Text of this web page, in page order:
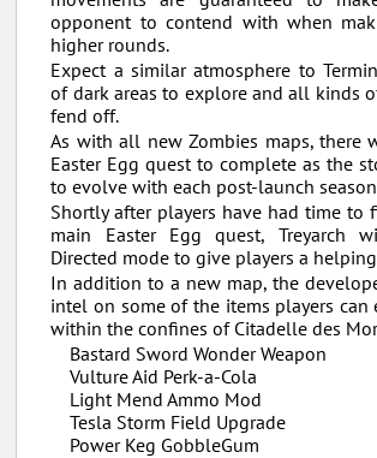
opponent to contend with when
higher rounds.
Expect a similar atmosphere to
of dark areas to explore and all kinds
fend off.
As with all new Zombies maps, there
Easter Egg quest to complete as the
to evolve with each post-launch
Shortly after players have had time to
main Easter Egg quest, Treyarch
Directed mode to give players a
In addition to a new map, the
intel on some of the items players can
within the confines of Citadelle des
Bastard Sword Wonder Weapon
Vulture Aid Perk-a-Cola
Light Mend Ammo Mod
Tesla Storm Field Upgrade
Power Keg GobbleGum